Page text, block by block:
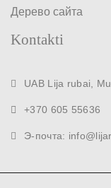
Дерево сайта
Kontakti
UAB Lija rubai,
+370 605 55636
Э-почта: